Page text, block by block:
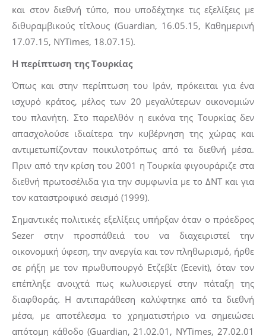
και στον διεθνή τύπο, που υποδέχτηκε τις εξελίξεις με
διθυραμβικούς τίτλους (Guardian, 16.05.15, Καθημερινή
17.07.15, NYTimes, 18.07.15).
Η περίπτωση της Τουρκίας
Όπως και στην περίπτωση του Ιράν, πρόκειται για ένα
ισχυρό κράτος, μέλος των 20 μεγαλύτερων οικονομιών
του πλανήτη. Στο παρελθόν η εικόνα της Τουρκίας δεν
απασχολούσε ιδιαίτερα την κυβέρνηση της χώρας και
αντιμετωπίζονταν ποικιλοτρόπως από τα διεθνή μέσα.
Πριν από την κρίση του 2001 η Τουρκία φιγουράριζε στα
διεθνή πρωτοσέλιδα για την συμφωνία με το ΔΝΤ και για
τον καταστροφικό σεισμό (1999).
Σημαντικές πολιτικές εξελίξεις υπήρξαν όταν ο πρόεδρος
Sezer στην προσπάθειά του να διαχειριστεί την
οικονομική ύφεση, την ανεργία και τον πληθωρισμό, ήρθε
σε ρήξη με τον πρωθυπουργό Ετζεβίτ (Ecevit), όταν τον
επέπληξε ανοιχτά πως κωλυσιεργεί στην πάταξη της
διαφθοράς. Η αντιπαράθεση καλύφτηκε από τα διεθνή
μέσα, με αποτέλεσμα το χρηματιστήριο να σημειώσει
απότομη κάθοδο (Guardian, 21.02.01, NYTimes, 27.02.01